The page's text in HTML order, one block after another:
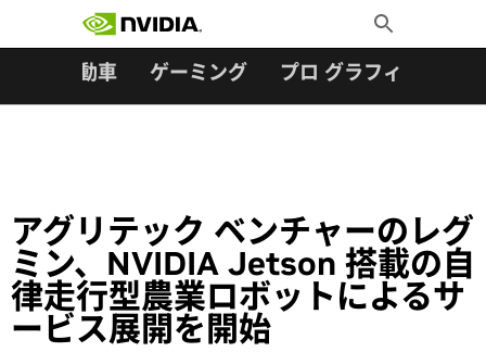
Toggle
Search
自動車 ゲーミング プロ グラフィックス
アグリテック ベンチャーのレグ
ミン、NVIDIA Jetson 搭載の自
律走行型農業ロボットによるサ
ービス展開を開始